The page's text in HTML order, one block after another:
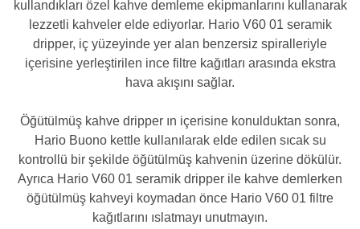
kullandıkları özel kahve demleme ekipmanlarını kullanarak
lezzetli kahveler elde ediyorlar. Hario V60 01 seramik
dripper, iç yüzeyinde yer alan benzersiz spiralleriyle
içerisine yerleştirilen ince filtre kağıtları arasında ekstra
hava akışını sağlar.
Öğütülmüş kahve dripper ın içerisine konulduktan sonra,
Hario Buono kettle kullanılarak elde edilen sıcak su
kontrollü bir şekilde öğütülmüş kahvenin üzerine dökülür.
Ayrıca Hario V60 01 seramik dripper ile kahve demlerken
öğütülmüş kahveyi koymadan önce Hario V60 01 filtre
kağıtlarını ıslatmayı unutmayın.